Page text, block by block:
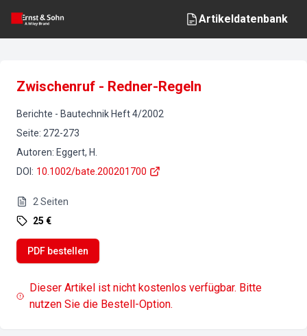
Artikeldatenbank
Zwischenruf - Redner-Regeln
Berichte - Bautechnik Heft4/2002
Seite: 272-273
Autoren: Eggert, H.
DOI : 10.1002/bate.200201700
2 Seiten
25 €
PDF bestellen
Dieser Artikel ist nicht kostenlos verfügbar. Bitte
nutzen Sie die Bestell-Option.